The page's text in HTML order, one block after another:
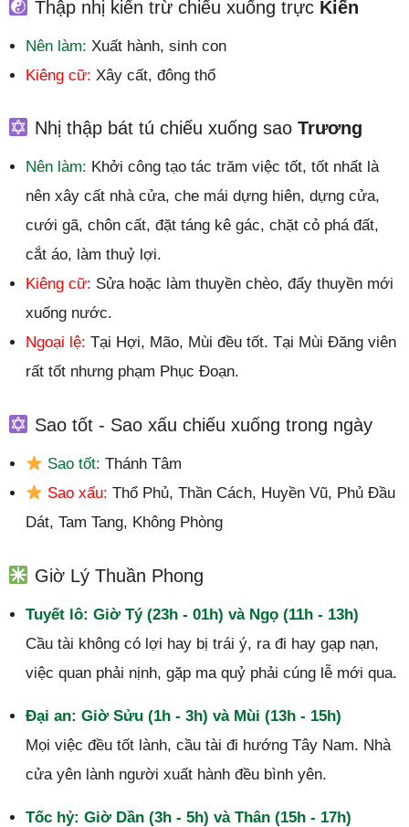
Thập nhị kiến trừ chiếu xuống trực Kiến
Nên làm: Xuất hành, sinh con
Kiêng cữ: Xây cất, đông thổ
Nhị thập bát tú chiếu xuống sao Trương
Nên làm: Khởi công tạo tác trăm việc tốt, tốt nhất là
nên xây cất nhà cửa, che mái dựng hiên, dựng cửa,
cưới gã, chôn cất, đặt táng kê gác, chặt cỏ phá đất,
cắt áo, làm thuỷ lợi.
Kiêng cữ: Sửa hoặc làm thuyền chèo, đẩy thuyền mới
xuống nước.
Ngoại lệ: Tại Hợi, Mão, Mùi đều tốt. Tại Mùi Đăng viên
rất tốt nhưng phạm Phục Đoạn.
Sao tốt - Sao xấu chiếu xuống trong ngày
Sao tốt: Thánh Tâm
Sao xấu: Thổ Phủ, Thần Cách, Huyền Vũ, Phủ Đầu
Dát, Tam Tang, Không Phòng
Giờ Lý Thuần Phong
Tuyết lô: Giờ Tý (23h - 01h) và Ngọ (11h - 13h)
Cầu tài không có lợi hay bị trái ý, ra đi hay gạp nạn,
việc quan phải nịnh, gặp ma quỷ phải cúng lễ mới qua.
Đại an: Giờ Sửu (1h - 3h) và Mùi (13h - 15h)
Mọi việc đều tốt lành, cầu tài đi hướng Tây Nam. Nhà
cửa yên lành người xuất hành đều bình yên.
Tốc hỷ: Giờ Dần (3h - 5h) và Thân (15h - 17h)